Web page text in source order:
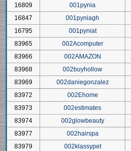
16809
001pynia
16847
001pyniagh
16795
001pyniat
83965
002Acomputer
83966
002AMAZON
83968
002buyhollow
83969
002daniegonzalez
83972
002Ehome
83973
002estimates
83974
002glowbeauty
83977
002hairspa
83979
002klassypet